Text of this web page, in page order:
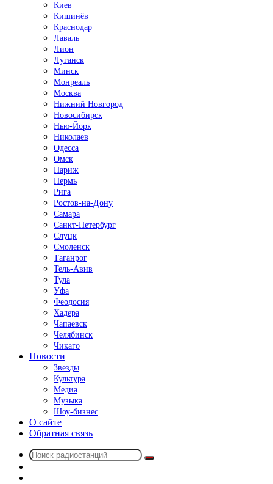
Киев
Кишинёв
Краснодар
Лаваль
Лион
Луганск
Минск
Монреаль
Москва
Нижний Новгород
Новосибирск
Нью-Йорк
Николаев
Одесса
Омск
Париж
Пермь
Рига
Ростов-на-Дону
Самара
Санкт-Петербург
Слуцк
Смоленск
Таганрог
Тель-Авив
Тула
Уфа
Феодосия
Хадера
Чапаевск
Челябинск
Чикаго
Новости
Звезды
Культура
Медиа
Музыка
Шоу-бизнес
О сайте
Обратная связь
Поиск